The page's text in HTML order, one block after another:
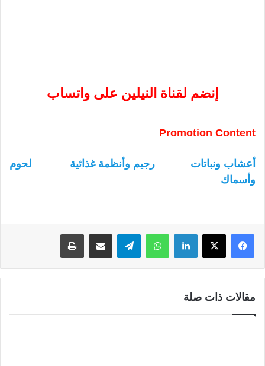
إنضم لقناة النيلين على واتساب
Promotion Content
أعشاب ونباتات رجيم وأنظمة غذائية
لحوم
وأسماك
لينكدإن واتساب
مقالات ذات صلة